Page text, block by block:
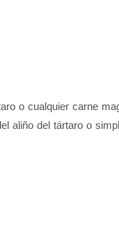
o cualquier carne
aliño del tártaro o